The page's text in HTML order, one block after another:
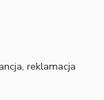
reklamacja